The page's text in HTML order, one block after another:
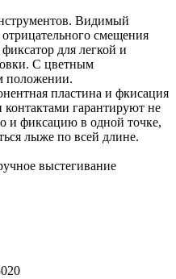
Видимый
смещения
для легкой и
С цветным
положении.
пластина и фкисация
гарантируют не
и фиксацию в одной точке,
лыже по всей длине.
выстегивание